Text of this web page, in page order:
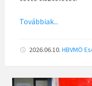
Továbbiak...
2026.06.10. HBVMÖ